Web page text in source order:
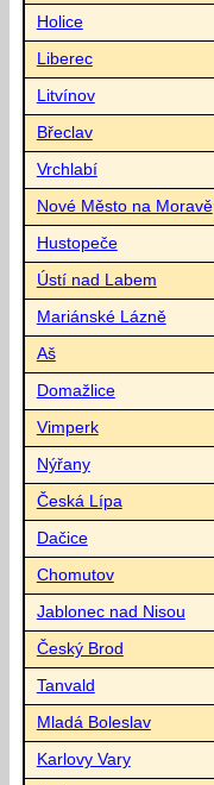
Holice
Liberec
Litvínov
Břeclav
Vrchlabí
Nové Město na Moravě
Hustopeče
Ústí nad Labem
Mariánské Lázně
Aš
Domažlice
Vimperk
Nýřany
Česká Lípa
Dačice
Chomutov
Jablonec nad Nisou
Český Brod
Tanvald
Mladá Boleslav
Karlovy Vary